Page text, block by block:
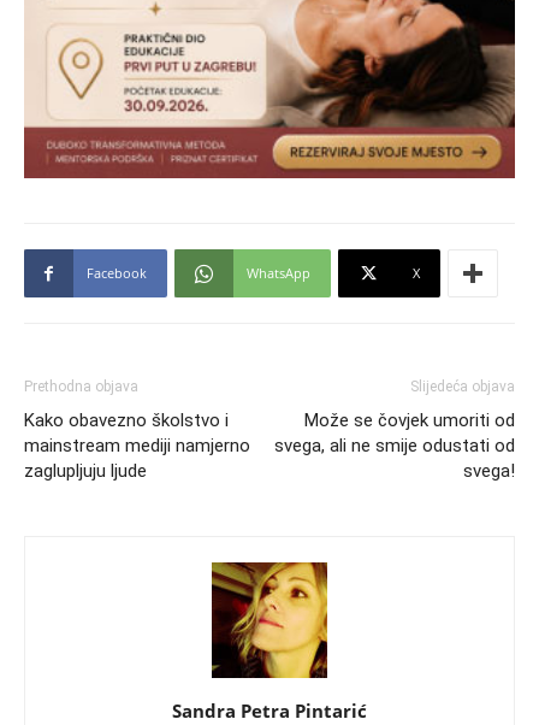
Facebook WhatsApp X
Prethodna objava
Kako obavezno školstvo i
mainstream mediji namjerno
zaglupljuju ljude
Slijedeća objava
Može se čovjek umoriti od
svega, ali ne smije odustati od
svega!
Sandra Petra Pintarić